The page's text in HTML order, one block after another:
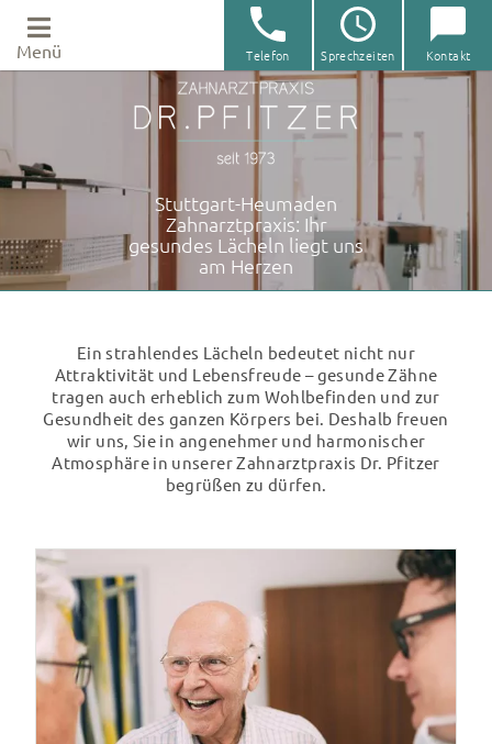
Menü
Zahnarztpraxis Dr. Pfitzer Stuttgart
Praxis
Implantologie
Zahnersatz
Ästhetik
Zahnheilkunde
Telefon Sprechzeiten Kontakt
Lassen Sie uns sprechen!
Sie haben eine Frage oder wollen unverbindlich einen
Termin vereinbaren?
Wir freuen uns auf Ihren Anruf unter0711 4411577
Unser Rückrufservice
Ja, ich habe die Datenschutzerklärungzur Kenntnis
genommen und bin damit einverstanden, dass die von mir
angegebenen Daten elektronisch erhoben und
gespeichert werden. Meine Daten werden dabei nur
streng zweckgebunden zur Bearbeitung und
Beantwortung meiner Anfrage benutzt. Mit dem
Absenden des Kontaktformulars erkläre ich mich mit der
Verarbeitung einverstanden.
Unsere Sprechzeiten
Mo. 08:00 – 20:00 Uhr
08:00 – 18:00 Uhr
08:00 – 20:00 Uhr
Do.
08:00 – 18:00 Uhr
Fr.
08:00 – 15:00 Uhr
Ihr Kontakt zur Praxis
Sie möchten mit uns Kontakt aufnehmen? Nutzen Sie
unser Kontaktformular oder rufen Sie uns einfach an!
Kontaktformular
Telefon:0711 4411577
Stuttgart-Heumaden
Zahnarztpraxis: Ihr
gesundes Lächeln liegt uns
am Herzen
Ein strahlendes Lächeln bedeutet nicht nur
Attraktivität und Lebensfreude – gesunde Zähne
tragen auch erheblich zum Wohlbefinden und zur
Gesundheit des ganzen Körpers bei. Deshalb freuen
wir uns, Sie in angenehmer und harmonischer
Atmosphäre in unserer Zahnarztpraxis Dr. Pfitzer
begrüßen zu dürfen.